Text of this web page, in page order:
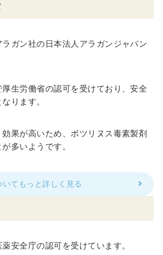
ガン社の日本法人アラガンジャパン
生労働省の認可を受けており、安全
ります。
果が高いため、ボツリヌス毒素製剤
多いようです。
てもっと詳しく見る
安全庁の認可を受けています。